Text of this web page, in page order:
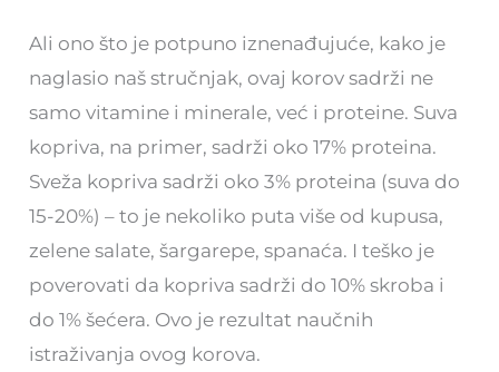
Ali ono što je potpuno iznenađujuće, kako je
naglasio naš stručnjak, ovaj korov sadrži ne
samo vitamine i minerale, već i proteine. Suva
kopriva, na primer, sadrži oko 17% proteina.
Sveža kopriva sadrži oko 3% proteina (suva do
15-20%) – to je nekoliko puta više od kupusa,
zelene salate, šargarepe, spanaća. I teško je
poverovati da kopriva sadrži do 10% skroba i
do 1% šećera. Ovo je rezultat naučnih
istraživanja ovog korova.